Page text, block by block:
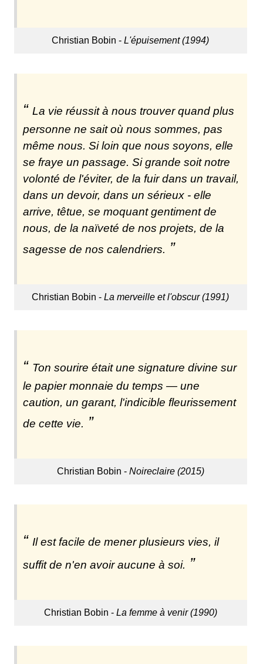
Christian Bobin -L'épuisement (1994)
La vie réussit à nous trouver quand plus
personne ne sait où nous sommes, pas
même nous. Si loin que nous soyons, elle
se fraye un passage. Si grande soit notre
volonté de l'éviter, de la fuir dans un travail,
dans un devoir, dans un sérieux - elle
arrive, têtue, se moquant gentiment de
nous, de la naïveté de nos projets, de la
sagesse de nos calendriers.
Christian Bobin -La merveille et l'obscur (1991)
Ton sourire était une signature divine sur
le papier monnaie du temps — une
caution, un garant, l'indicible fleurissement
de cette vie.
Christian Bobin - Noireclaire (2015)
Il est facile de mener plusieurs vies, il
suffit de n'en avoir aucune à soi.
Christian Bobin - La femme à venir (1990)